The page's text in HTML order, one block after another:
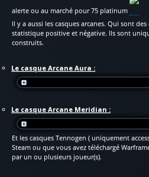
alerte ou au marché pour 75 platinum
Il y a aussi les casques arcanes. Qui sont
statistique positive et négative. Ils sont
construits.
Le casque Arcane Aura :
Le casque Arcane Meridian :
Et les casques Tennogen ( uniquement
Steam ou que vous avez téléchargé
par un ou plusieurs joueur(s).